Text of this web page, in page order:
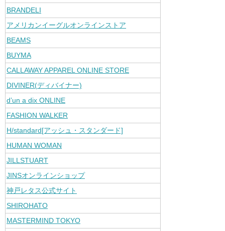
BRANDELI
アメリカンイーグルオンラインストア
BEAMS
BUYMA
CALLAWAY APPAREL ONLINE STORE
DIVINER(ディバイナー)
d’un a dix ONLINE
FASHION WALKER
H/standard[アッシュ・スタンダード]
HUMAN WOMAN
JILLSTUART
JINSオンラインショップ
神戸レタス公式サイト
SHIROHATO
MASTERMIND TOKYO